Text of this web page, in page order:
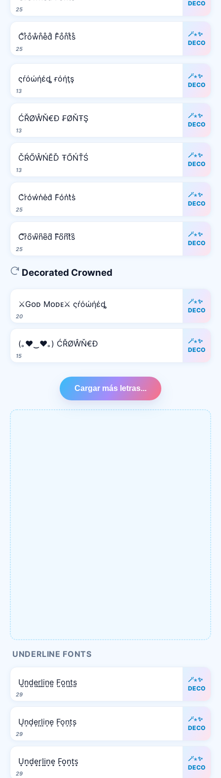
25
DECO
25
C̊r̊o̊ẘn̊e̊d̊ F̊o̊n̊t̊s̊
🪄⋆✨
DECO
13
ςŕόώήέȡ ғόήţş
🪄⋆✨
DECO
13
ĆŘØŴŇ€Đ ₣ØŇŦŞ
🪄⋆✨
DECO
13
ČŔŐŴŃĔĎ ŦŐŃŤŚ
🪄⋆✨
DECO
25
C̾r̾o̾w̾n̾e̾d̾ F̾o̾n̾t̾s̾
🪄⋆✨
DECO
25
C͆r͆o͆w͆n͆e͆d͆ F͆o͆n͆t͆s͆
🪄⋆✨
DECO
Decorated Crowned
20
⚔️Gᴏᴅ Mᴏᴅᴇ⚔️ ςŕόώήέȡ
🪄⋆✨
DECO
15
(｡♥‿♥｡) ĆŘØŴŇ€Đ
🪄⋆✨
DECO
Cargar más letras...
UNDERLINE FONTS
29
U̺n̺d̺e̺r̺l̺i̺n̺e̺ F̺o̺n̺t̺s̺
🪄⋆✨
DECO
29
U͙n͙d͙e͙r͙l͙i͙n͙e͙ F͙o͙n͙t͙s͙
🪄⋆✨
DECO
29
U̟n̟d̟e̟r̟l̟i̟n̟e̟ F̟o̟n̟t̟s̟
🪄⋆✨
DECO